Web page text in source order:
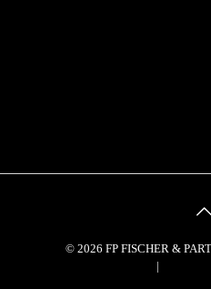
© 2026 FP FISCHER &
|